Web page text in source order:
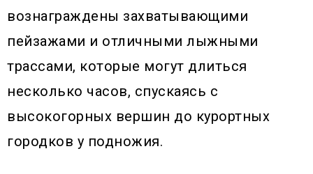
вознаграждены захватывающими
пейзажами и отличными лыжными
трассами, которые могут длиться
несколько часов, спускаясь с
высокогорных вершин до курортных
городков у подножия.